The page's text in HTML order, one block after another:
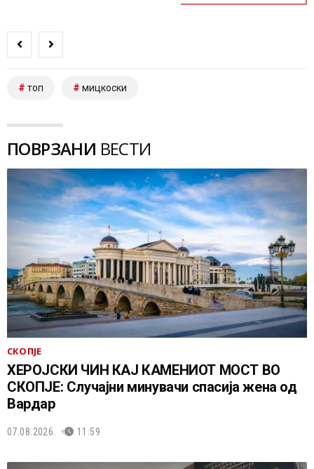
топ мицкоски
ПОВРЗАНИ ВЕСТИ
СКОПЈЕ
ХЕРОЈСКИ ЧИН КАЈ КАМЕНИОТ МОСТ ВО
СКОПЈЕ: Случајни минувачи спасија жена од
Вардар
07.08.2026. 11:59